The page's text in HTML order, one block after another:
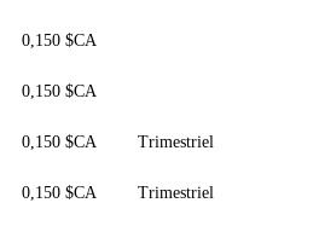
0,150 $CA
0,150 $CA
0,150 $CA Trimestriel
0,150 $CA Trimestriel